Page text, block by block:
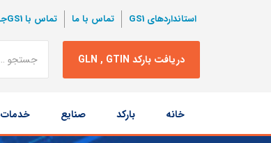
استانداردهای GS1 تماس با ما تماس با GS1جهانی
دریافت بارکد GLN , GTIN
نتبجه
محتوا
خانه بارکد صنایع خدمات